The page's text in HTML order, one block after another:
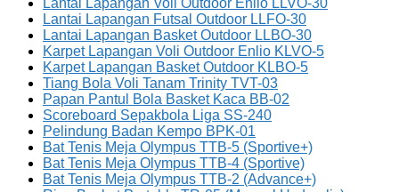
Lantai Lapangan Voli Outdoor Enlio LLVO-30
Lantai Lapangan Futsal Outdoor LLFO-30
Lantai Lapangan Basket Outdoor LLBO-30
Karpet Lapangan Voli Outdoor Enlio KLVO-5
Karpet Lapangan Basket Outdoor KLBO-5
Tiang Bola Voli Tanam Trinity TVT-03
Papan Pantul Bola Basket Kaca BB-02
Scoreboard Sepakbola Liga SS-240
Pelindung Badan Kempo BPK-01
Bat Tenis Meja Olympus TTB-5 (Sportive+)
Bat Tenis Meja Olympus TTB-4 (Sportive)
Bat Tenis Meja Olympus TTB-2 (Advance+)